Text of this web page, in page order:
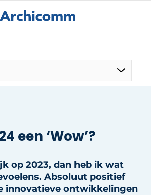
| Magazine over architectuur,
landschapsarchitectuur
statement
Woord
een ‘Wow’?
op 2023, dan heb ik wat
Absoluut positief
innovatieve ontwikkelingen